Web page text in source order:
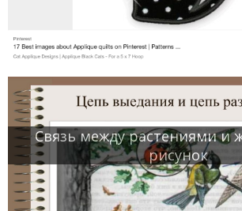
Связь между растениями и
рисунок